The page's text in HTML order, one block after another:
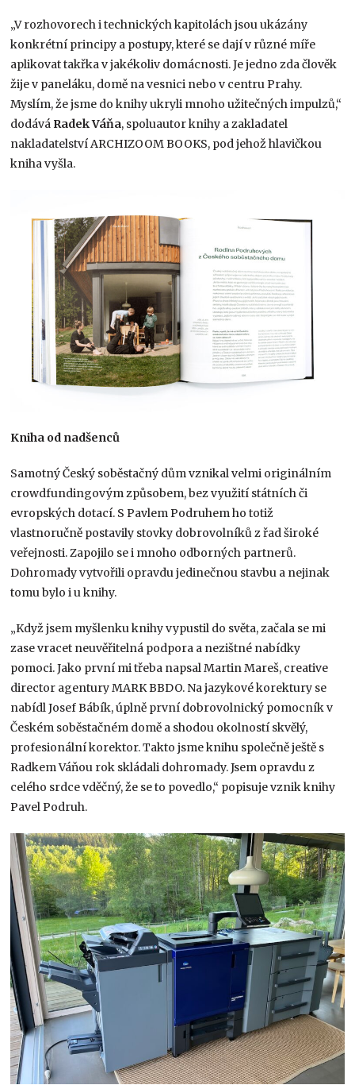
„V rozhovorech i technických kapitolách jsou ukázány
konkrétní principy a postupy, které se dají v různé míře
aplikovat takřka v jakékoliv domácnosti. Je jedno zda člověk
žije v paneláku, domě na vesnici nebo v centru Prahy.
Myslím, že jsme do knihy ukryli mnoho užitečných impulzů,“
dodává Radek Váňa, spoluautor knihy a zakladatel
nakladatelství ARCHIZOOM BOOKS, pod jehož hlavičkou
kniha vyšla.
Kniha od nadšenců
Samotný Český soběstačný dům vznikal velmi originálním
crowdfundingovým způsobem, bez využití státních či
evropských dotací. S Pavlem Podruhem ho totiž
vlastnoručně postavily stovky dobrovolníků z řad široké
veřejnosti. Zapojilo se i mnoho odborných partnerů.
Dohromady vytvořili opravdu jedinečnou stavbu a nejinak
tomu bylo i u knihy.
„Když jsem myšlenku knihy vypustil do světa, začala se mi
zase vracet neuvěřitelná podpora a nezištné nabídky
pomoci. Jako první mi třeba napsal Martin Mareš, creative
director agentury MARK BBDO. Na jazykové korektury se
nabídl Josef Bábík, úplně první dobrovolnický pomocník v
Českém soběstačném domě a shodou okolností skvělý,
profesionální korektor. Takto jsme knihu společně ještě s
Radkem Váňou rok skládali dohromady. Jsem opravdu z
celého srdce vděčný, že se to povedlo,“ popisuje vznik knihy
Pavel Podruh.